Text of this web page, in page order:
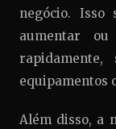
negócio. Isso
aumentar
equipamentos
Além disso, a